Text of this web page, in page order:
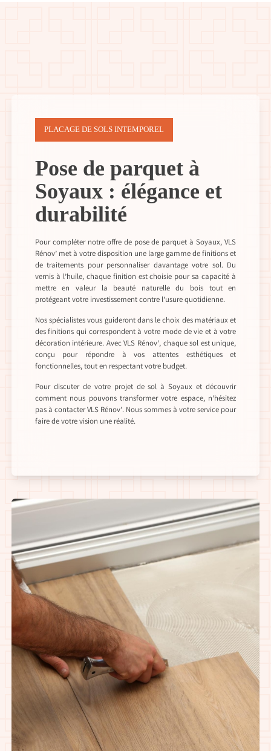
PLACAGE DE SOLS INTEMPOREL
Pose de parquet à
Soyaux : élégance et
durabilité
Pour compléter notre offre de pose de parquet à Soyaux, VLS
Rénov’ met à votre disposition une large gamme de finitions et
de traitements pour personnaliser davantage votre sol. Du
vernis à l’huile, chaque finition est choisie pour sa capacité à
mettre en valeur la beauté naturelle du bois tout en
protégeant votre investissement contre l’usure quotidienne.
Nos spécialistes vous guideront dans le choix des matériaux et
des finitions qui correspondent à votre mode de vie et à votre
décoration intérieure. Avec VLS Rénov’, chaque sol est unique,
conçu pour répondre à vos attentes esthétiques et
fonctionnelles, tout en respectant votre budget.
Pour discuter de votre projet de sol à Soyaux et découvrir
comment nous pouvons transformer votre espace, n’hésitez
pas à contacter VLS Rénov’. Nous sommes à votre service pour
faire de votre vision une réalité.